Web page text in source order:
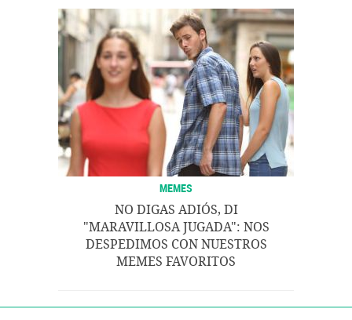
MEMES
NO DIGAS ADIÓS, DI
"MARAVILLOSA JUGADA": NOS
DESPEDIMOS CON NUESTROS
MEMES FAVORITOS